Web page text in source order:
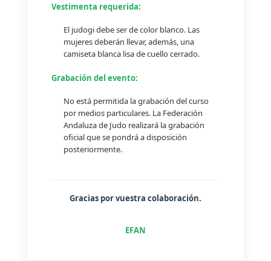
Vestimenta requerida:
El judogi debe ser de color blanco. Las
mujeres deberán llevar, además, una
camiseta blanca lisa de cuello cerrado.
Grabación del evento:
No está permitida la grabación del curso
por medios particulares. La Federación
Andaluza de Judo realizará la grabación
oficial que se pondrá a disposición
posteriormente.
Gracias por vuestra colaboración.
EFAN